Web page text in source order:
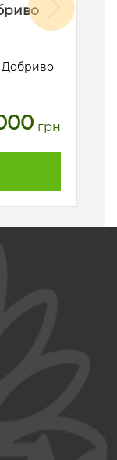
Добриво
грн